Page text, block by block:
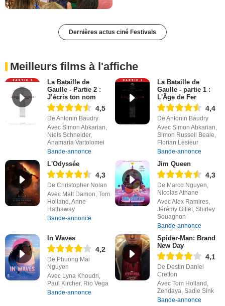
Dernières actus ciné Festivals
Meilleurs films à l'affiche
La Bataille de
Gaulle - Partie 2 :
J’écris ton nom
4,5
De Antonin Baudry
Avec Simon Abkarian,
Niels Schneider,
Anamaria Vartolomei
Bande-annonce
La Bataille de
Gaulle - partie 1 :
L'Âge de Fer
4,4
De Antonin Baudry
Avec Simon Abkarian,
Simon Russell Beale,
Florian Lesieur
Bande-annonce
L'Odyssée
4,3
De Christopher Nolan
Avec Matt Damon, Tom
Holland, Anne
Hathaway
Bande-annonce
Jim Queen
4,3
De Marco Nguyen,
Nicolas Athane
Avec Alex Ramires,
Jérémy Gillet, Shirley
Souagnon
Bande-annonce
In Waves
4,2
De Phuong Mai
Nguyen
Avec Lyna Khoudri,
Paul Kircher, Rio Vega
Bande-annonce
Spider-Man: Brand
New Day
4,1
De Destin Daniel
Cretton
Avec Tom Holland,
Zendaya, Sadie Sink
Bande-annonce